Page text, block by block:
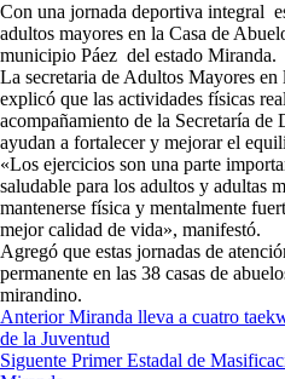
Con una jornada deportiva integral
adultos mayores en la Casa de
municipio Páez del estado Miranda.
La secretaria de Adultos Mayores
explicó que las actividades físicas
acompañamiento de la Secretaría de
ayudan a fortalecer y mejorar el
«Los ejercicios son una parte
saludable para los adultos y adultas
mantenerse física y mentalmente
mejor calidad de vida», manifestó.
Agregó que estas jornadas de
permanente en las 38 casas de
mirandino.
Navegación
de
AnteriorMiranda lleva a cuatro
de la Juventud
Siguente Primer Estadal de